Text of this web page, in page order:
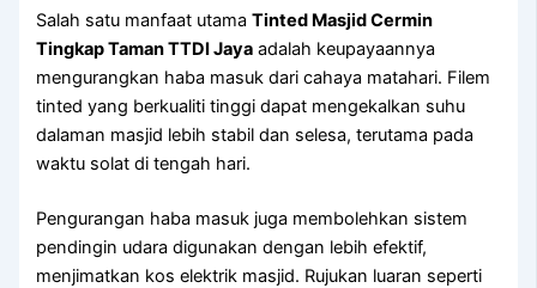
Salah satu manfaat utamaTinted Masjid Cermin
Tingkap Taman TTDI Jaya adalah keupayaannya
mengurangkan haba masuk dari cahaya matahari. Filem
tinted yang berkualiti tinggi dapat mengekalkan suhu
dalaman masjid lebih stabil dan selesa, terutama pada
waktu solat di tengah hari.
Pengurangan haba masuk juga membolehkan sistem
pendingin udara digunakan dengan lebih efektif,
menjimatkan kos elektrik masjid. Rujukan luaran seperti